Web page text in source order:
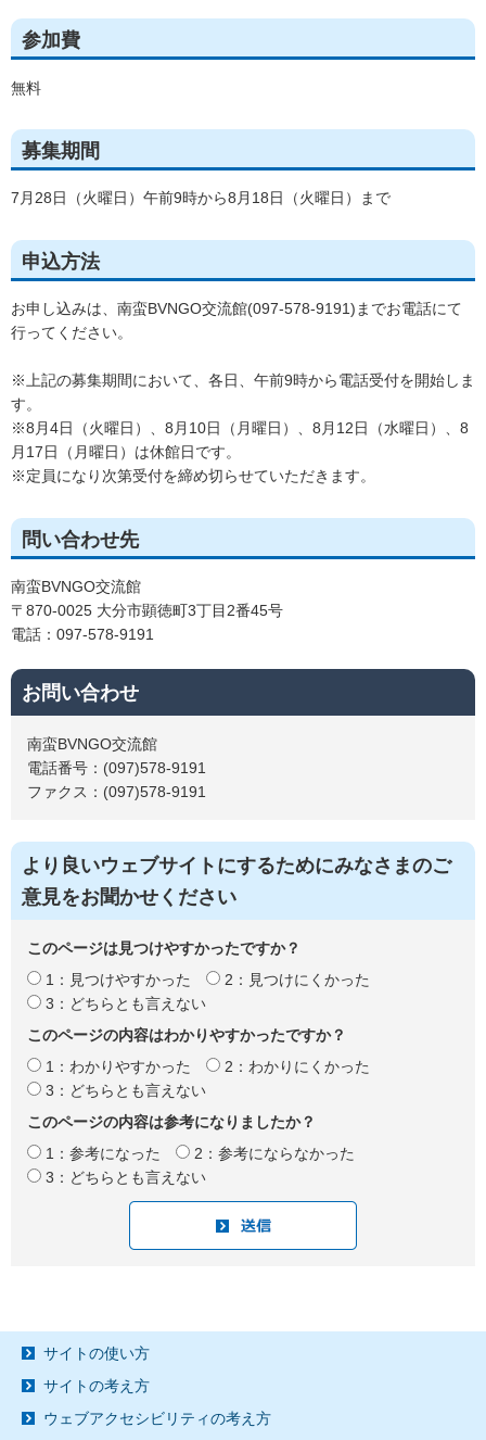
参加費
無料
募集期間
7月28日（火曜日）午前9時から8月18日（火曜日）まで
申込方法
お申し込みは、南蛮BVNGO交流館(097-578-9191)までお電話にて
行ってください。
※上記の募集期間において、各日、午前9時から電話受付を開始しま
す。
※8月4日（火曜日）、8月10日（月曜日）、8月12日（水曜日）、8
月17日（月曜日）は休館日です。
※定員になり次第受付を締め切らせていただきます。
問い合わせ先
南蛮BVNGO交流館
〒870-0025 大分市顕徳町3丁目2番45号
電話：097-578-9191
お問い合わせ
南蛮BVNGO交流館
電話番号：(097)578-9191
ファクス：(097)578-9191
より良いウェブサイトにするためにみなさまのご
意見をお聞かせください
このページは見つけやすかったですか？
1：見つけやすかった
2：見つけにくかった
3：どちらとも言えない
このページの内容はわかりやすかったですか？
1：わかりやすかった
2：わかりにくかった
3：どちらとも言えない
このページの内容は参考になりましたか？
1：参考になった
2：参考にならなかった
3：どちらとも言えない
サイトの使い方
サイトの考え方
ウェブアクセシビリティの考え方